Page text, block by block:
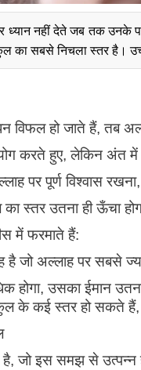
नहीं देते जब तक उनके
सबसे निचला स्तर है।
हो जाते हैं, तब
करते हुए, लेकिन अंत में
पर पूर्ण विश्वास रखना,
स्तर उतना ही ऊँचा
में फरमाते हैं:
है जो अल्लाह पर सबसे
होगा, उसका ईमान
के कई स्तर हो सकते
जो इस समझ से उत्पन्न